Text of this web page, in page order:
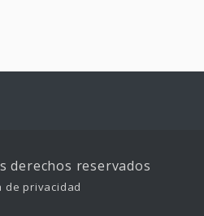
derechos reservados
de privacidad